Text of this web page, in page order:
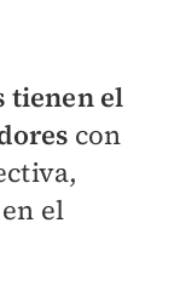
tienen el
con
el